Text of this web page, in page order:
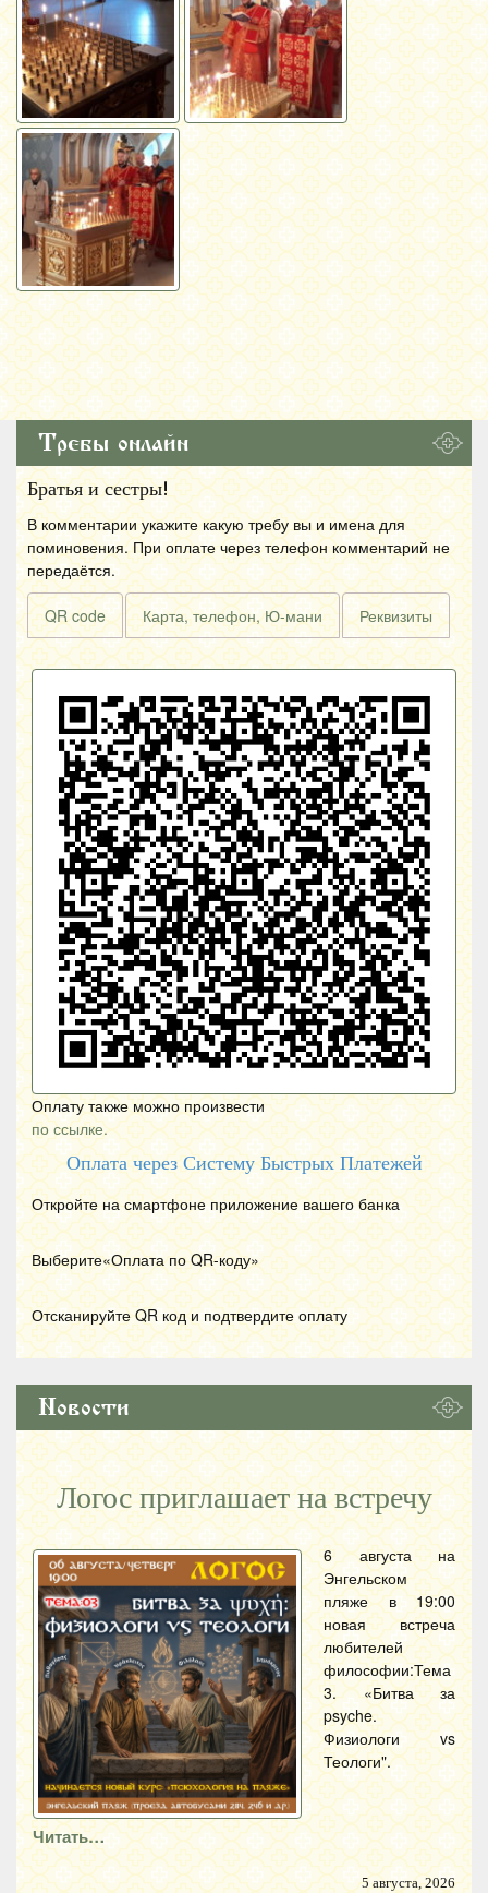
Требы онлайн
Братья и сестры!
В комментарии укажите какую требу вы и имена для
поминовения. При оплате через телефон комментарий не
передаётся.
QR code Карта, телефон, Ю-мани Реквизиты
Оплату также можно произвести
по ссылке.
Оплата через Систему Быстрых Платежей
Откройте на смартфоне приложение вашего банка
Выберите«Оплата по QR-коду»
Отсканируйте QR код и подтвердите оплату
Новости
Логос приглашает на встречу
6 августа на
Энгельском
пляже в 19:00
новая встреча
любителей
философии:Тема
3. «Битва за
psyche.
Физиологи vs
Теологи".
Читать…
5 августа, 2026